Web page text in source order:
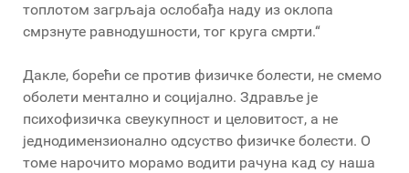
топлотом загрљаја ослобађа наду из оклопа
смрзнуте равнодушности, тог круга смрти.“
Дакле, борећи се против физичке болести, не смемо
оболети ментално и социјално. Здравље је
психофизичка свеукупност и целовитост, а не
једнодимензионално одсуство физичке болести. О
томе нарочито морамо водити рачуна кад су наша